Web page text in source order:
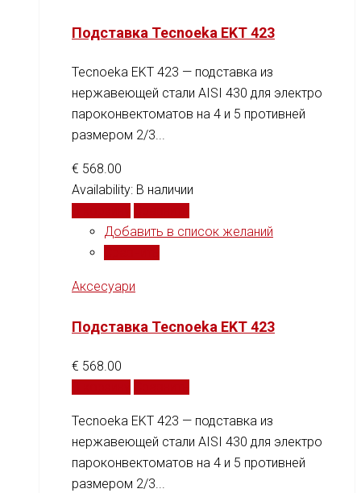
Подставка Tecnoeka EKT 423
Tecnoeka EKT 423 — подставка из
нержавеющей стали AISI 430 для электро
пароконвектоматов на 4 и 5 противней
размером 2/3...
€ 568.00
Availability: В наличии
Добавить в список желаний
Аксесуари
Подставка Tecnoeka EKT 423
€ 568.00
Tecnoeka EKT 423 — подставка из
нержавеющей стали AISI 430 для электро
пароконвектоматов на 4 и 5 противней
размером 2/3...